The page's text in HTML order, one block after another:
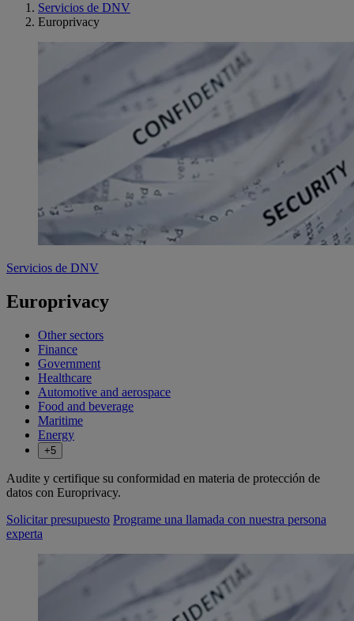
Servicios de DNV
Europrivacy
Servicios de DNV
Europrivacy
Other sectors
Finance
Government
Healthcare
Automotive and aerospace
Food and beverage
Maritime
Energy
+5
Audite y certifique su conformidad en materia de protección de
datos con Europrivacy.
Solicitar presupuesto Programe una llamada con nuestra persona
experta